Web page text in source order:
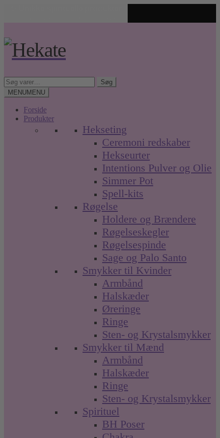
navigation
indhold
Søg
efter:
Søg
MENUMENU
Forside
Produkter
Hekseting
Ceremoni redskaber
Hekseurter
Intentions Pulver og Olie
Simmer Pot
Spell-kits
Røgelse
Holdere og Brændere
Røgelseskegler
Røgelsespinde
Sage og Palo Santo
Smykker til Kvinder
Armbånd
Halskæder
Øreringe
Ringe
Sten- og Krystalsmykker
Smykker til Mænd
Armbånd
Halskæder
Ringe
Sten- og Krystalsmykker
Spirituel
BH Poser